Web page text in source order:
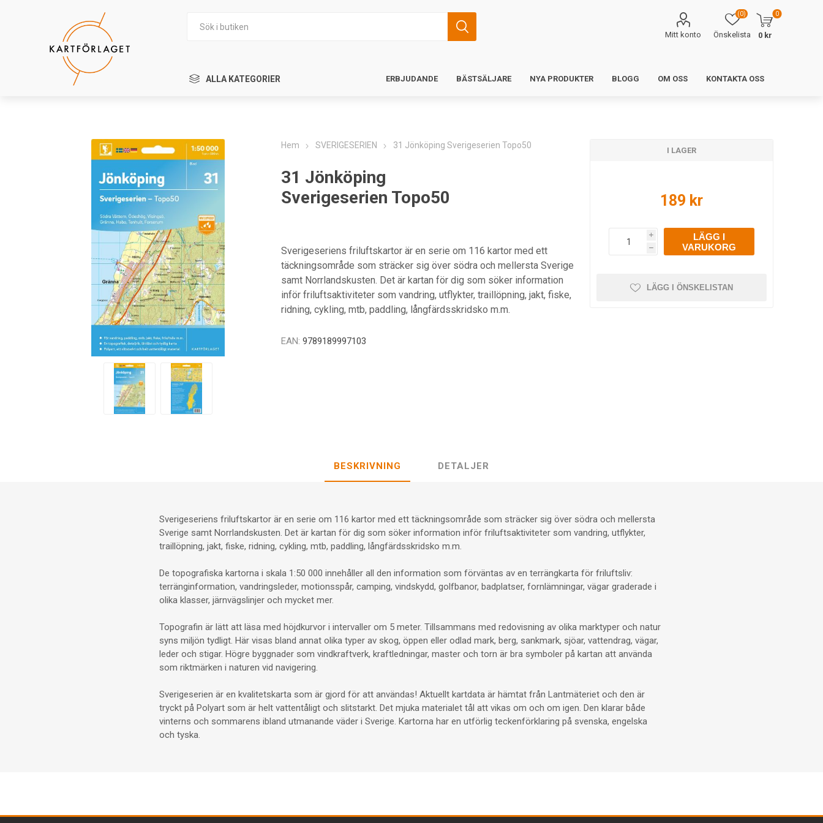
Mitt konto Önskelista
(0) 0
0 kr
ALLA KATEGORIER ERBJUDANDE BÄSTSÄLJARE NYA PRODUKTER BLOGG OM OSS KONTAKTA OSS
Hem SVERIGESERIEN 31 Jönköping Sverigeserien Topo50
31 Jönköping
Sverigeserien Topo50
Sverigeseriens friluftskartor är en serie om 116 kartor med ett
täckningsområde som sträcker sig över södra och mellersta Sverige
samt Norrlandskusten. Det är kartan för dig som söker information
inför friluftsaktiviteter som vandring, utflykter, traillöpning, jakt, fiske,
ridning, cykling, mtb, paddling, långfärdsskridsko m.m.
EAN: 9789189997103
I LAGER
189 kr
i
h
LÄGG I
VARUKORG
LÄGG I ÖNSKELISTAN
BESKRIVNING DETALJER
Sverigeseriens friluftskartor är en serie om 116 kartor med ett täckningsområde som sträcker sig över södra och mellersta
Sverige samt Norrlandskusten. Det är kartan för dig som söker information inför friluftsaktiviteter som vandring, utflykter,
traillöpning, jakt, fiske, ridning, cykling, mtb, paddling, långfärdsskridsko m.m.
De topografiska kartorna i skala 1:50 000 innehåller all den information som förväntas av en terrängkarta för friluftsliv:
terränginformation, vandringsleder, motionsspår, camping, vindskydd, golfbanor, badplatser, fornlämningar, vägar graderade i
olika klasser, järnvägslinjer och mycket mer.
Topografin är lätt att läsa med höjdkurvor i intervaller om 5 meter. Tillsammans med redovisning av olika marktyper och natur
syns miljön tydligt. Här visas bland annat olika typer av skog, öppen eller odlad mark, berg, sankmark, sjöar, vattendrag, vägar,
leder och stigar. Högre byggnader som vindkraftverk, kraftledningar, master och torn är bra symboler på kartan att använda
som riktmärken i naturen vid navigering.
Sverigeserien är en kvalitetskarta som är gjord för att användas! Aktuellt kartdata är hämtat från Lantmäteriet och den är
tryckt på Polyart som är helt vattentåligt och slitstarkt. Det mjuka materialet tål att vikas om och om igen. Den klarar både
vinterns och sommarens ibland utmanande väder i Sverige. Kartorna har en utförlig teckenförklaring på svenska, engelska
och tyska.